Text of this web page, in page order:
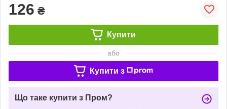
126 ₴
Купити
або
Купити з
Що таке купити з Пром?